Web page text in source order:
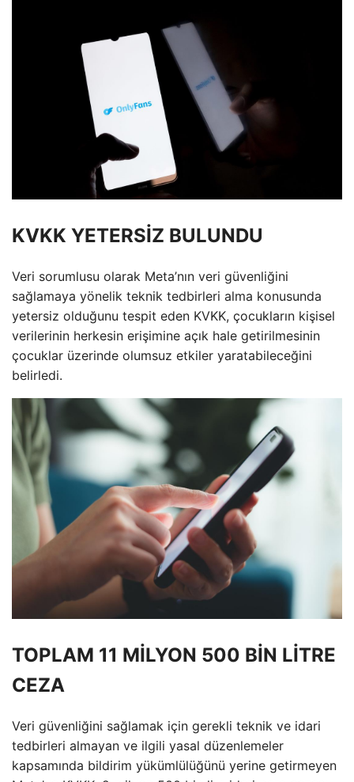
KVKK YETERSİZ BULUNDU
Veri sorumlusu olarak Meta’nın veri güvenliğini
sağlamaya yönelik teknik tedbirleri alma konusunda
yetersiz olduğunu tespit eden KVKK, çocukların kişisel
verilerinin herkesin erişimine açık hale getirilmesinin
çocuklar üzerinde olumsuz etkiler yaratabileceğini
belirledi.
TOPLAM 11 MİLYON 500 BİN LİTRE
CEZA
Veri güvenliğini sağlamak için gerekli teknik ve idari
tedbirleri almayan ve ilgili yasal düzenlemeler
kapsamında bildirim yükümlülüğünü yerine getirmeyen